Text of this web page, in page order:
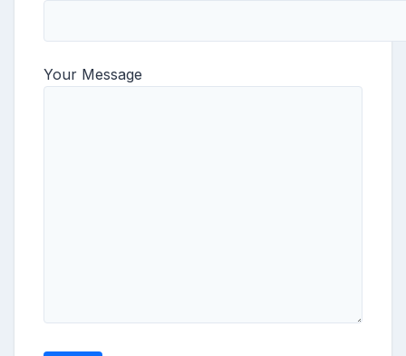
Your Message